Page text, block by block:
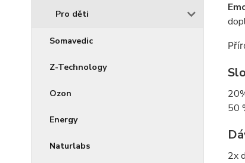
Pro děti
Somavedic
Z-Technology
Ozon
Energy
Naturlabs
50
2x